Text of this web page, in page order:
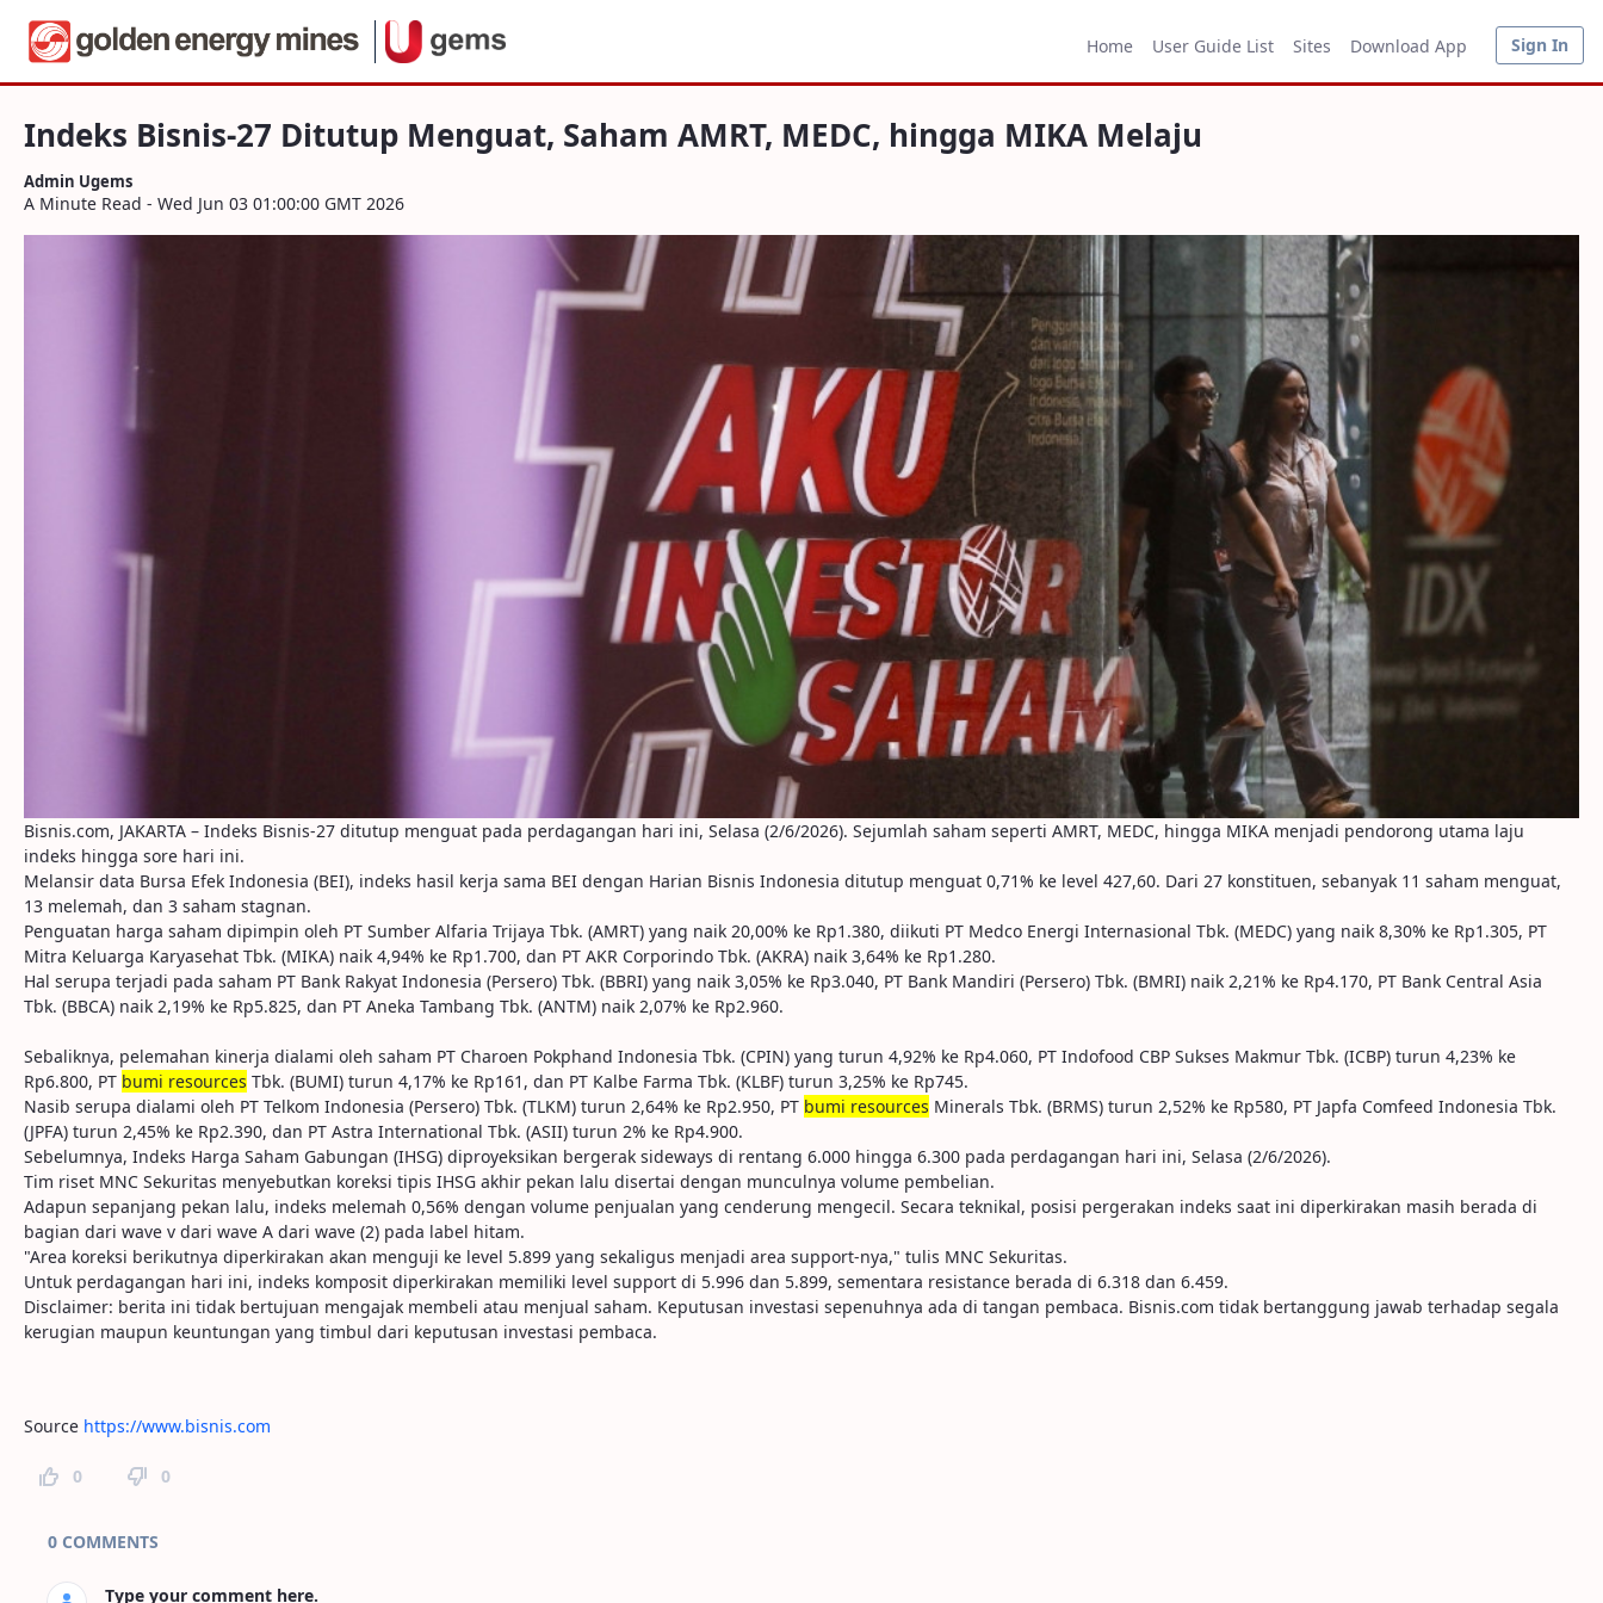
Navigation
Skip to Content
Indeks Bisnis-27 Ditutup Menguat, Saham AMRT, MEDC, hingga MIKA Melaju
Home User Guide List Sites Download App Sign In
Indeks Bisnis-27 Ditutup Menguat, Saham AMRT, MEDC, hingga MIKA Melaju
Admin Ugems
A Minute Read - Wed Jun 03 01:00:00 GMT 2026
Bisnis.com, JAKARTA – Indeks Bisnis-27 ditutup menguat pada perdagangan hari ini, Selasa (2/6/2026). Sejumlah saham seperti AMRT, MEDC, hingga MIKA menjadi pendorong utama laju
indeks hingga sore hari ini.
Melansir data Bursa Efek Indonesia (BEI), indeks hasil kerja sama BEI dengan Harian Bisnis Indonesia ditutup menguat 0,71% ke level 427,60. Dari 27 konstituen, sebanyak 11 saham menguat,
13 melemah, dan 3 saham stagnan.
Penguatan harga saham dipimpin oleh PT Sumber Alfaria Trijaya Tbk. (AMRT) yang naik 20,00% ke Rp1.380, diikuti PT Medco Energi Internasional Tbk. (MEDC) yang naik 8,30% ke Rp1.305, PT
Mitra Keluarga Karyasehat Tbk. (MIKA) naik 4,94% ke Rp1.700, dan PT AKR Corporindo Tbk. (AKRA) naik 3,64% ke Rp1.280.
Hal serupa terjadi pada saham PT Bank Rakyat Indonesia (Persero) Tbk. (BBRI) yang naik 3,05% ke Rp3.040, PT Bank Mandiri (Persero) Tbk. (BMRI) naik 2,21% ke Rp4.170, PT Bank Central Asia
Tbk. (BBCA) naik 2,19% ke Rp5.825, dan PT Aneka Tambang Tbk. (ANTM) naik 2,07% ke Rp2.960.
Sebaliknya, pelemahan kinerja dialami oleh saham PT Charoen Pokphand Indonesia Tbk. (CPIN) yang turun 4,92% ke Rp4.060, PT Indofood CBP Sukses Makmur Tbk. (ICBP) turun 4,23% ke
Rp6.800, PT bumi resources Tbk. (BUMI) turun 4,17% ke Rp161, dan PT Kalbe Farma Tbk. (KLBF) turun 3,25% ke Rp745.
Nasib serupa dialami oleh PT Telkom Indonesia (Persero) Tbk. (TLKM) turun 2,64% ke Rp2.950, PT bumi resources Minerals Tbk. (BRMS) turun 2,52% ke Rp580, PT Japfa Comfeed Indonesia Tbk.
(JPFA) turun 2,45% ke Rp2.390, dan PT Astra International Tbk. (ASII) turun 2% ke Rp4.900.
Sebelumnya, Indeks Harga Saham Gabungan (IHSG) diproyeksikan bergerak sideways di rentang 6.000 hingga 6.300 pada perdagangan hari ini, Selasa (2/6/2026).
Tim riset MNC Sekuritas menyebutkan koreksi tipis IHSG akhir pekan lalu disertai dengan munculnya volume pembelian.
Adapun sepanjang pekan lalu, indeks melemah 0,56% dengan volume penjualan yang cenderung mengecil. Secara teknikal, posisi pergerakan indeks saat ini diperkirakan masih berada di
bagian dari wave v dari wave A dari wave (2) pada label hitam.
"Area koreksi berikutnya diperkirakan akan menguji ke level 5.899 yang sekaligus menjadi area support-nya," tulis MNC Sekuritas.
Untuk perdagangan hari ini, indeks komposit diperkirakan memiliki level support di 5.996 dan 5.899, sementara resistance berada di 6.318 dan 6.459.
Disclaimer: berita ini tidak bertujuan mengajak membeli atau menjual saham. Keputusan investasi sepenuhnya ada di tangan pembaca. Bisnis.com tidak bertanggung jawab terhadap segala
kerugian maupun keuntungan yang timbul dari keputusan investasi pembaca.
Source https://www.bisnis.com
0 0
Page Comments
0 COMMENTS
Type your comment here.